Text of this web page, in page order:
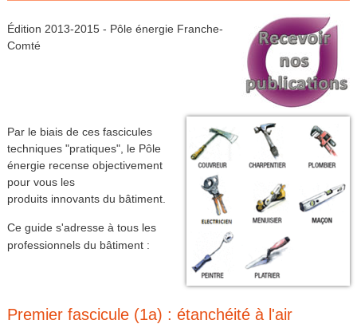
Édition 2013-2015 - Pôle énergie Franche-
Comté
Par le biais de ces fascicules
techniques "pratiques", le Pôle
énergie recense objectivement
pour vous les
produits innovants du bâtiment.
Ce guide s'adresse à tous les
professionnels du bâtiment :
Premier fascicule (1a) : étanchéité à l'air